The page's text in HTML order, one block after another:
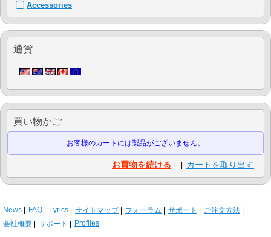
Accessories
通貨
買い物かご
お客様のカートには製品がございません。
お買物を続ける カートを取り出す
News FAQ Lyrics サイトマップ フォーラム サポート
ご注文方法
会社概要
サポート Profiles